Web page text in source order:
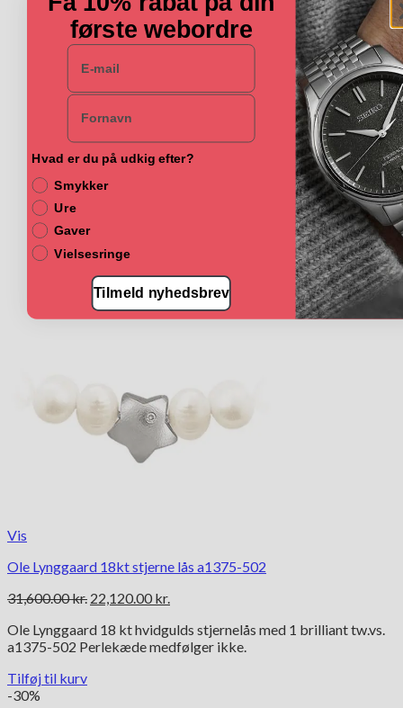
Vis
Ole Lynggaard 18kt stjerne lås a1375-502
31,600.00kr. Den
pris
var:
22,120.00 kr.
pris
er:
Ole Lynggaard 18 kt hvidgulds stjernelås med 1 brilliant tw.vs.
a1375-502 Perlekæde medfølger ikke.
Tilføj til kurv
-30%
første webordre
E-mail
Navn
Hvad er du på udkig efter?
Smykker
Ure
Gaver
Vielsesringe
Tilmeld nyhedsbrev